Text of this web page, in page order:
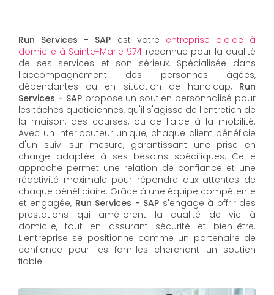
Run Services - SAP est votre entreprise d'aide à
domicile à Sainte-Marie 974 reconnue pour la qualité
de ses services et son sérieux. Spécialisée dans
l'accompagnement des personnes âgées,
dépendantes ou en situation de handicap, Run
Services - SAP propose un soutien personnalisé pour
les tâches quotidiennes, qu'il s'agisse de l'entretien de
la maison, des courses, ou de l'aide à la mobilité.
Avec un interlocuteur unique, chaque client bénéficie
d'un suivi sur mesure, garantissant une prise en
charge adaptée à ses besoins spécifiques. Cette
approche permet une relation de confiance et une
réactivité maximale pour répondre aux attentes de
chaque bénéficiaire. Grâce à une équipe compétente
et engagée, Run Services - SAP s'engage à offrir des
prestations qui améliorent la qualité de vie à
domicile, tout en assurant sécurité et bien-être.
L'entreprise se positionne comme un partenaire de
confiance pour les familles cherchant un soutien
fiable.